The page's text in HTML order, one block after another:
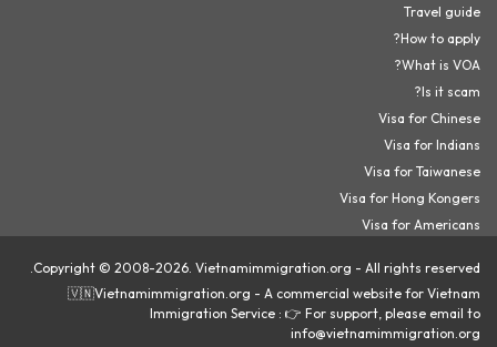
Travel guide
How to apply?
What is VOA?
Is it scam?
Visa for Chinese
Visa for Indians
Visa for Taiwanese
Visa for Hong Kongers
Visa for Americans
Copyright © 2008-2026. Vietnamimmigration.org - All rights reserved.
🇻🇳Vietnamimmigration.org - A commercial website for Vietnam
Immigration Service : 👉 For support, please email to
info@vietnamimmigration.org